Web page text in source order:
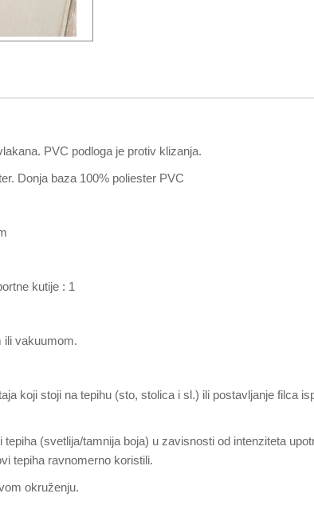
PVC podloga je protiv klizanja.
Donja baza 100% poliester PVC
kutije : 1
ili vakuumom.
koji stoji na tepihu (sto, stolica i sl.) ili postavljanje filca
(svetlija/tamnija boja) u zavisnosti od intenziteta
tepiha ravnomerno koristili.
okruženju.